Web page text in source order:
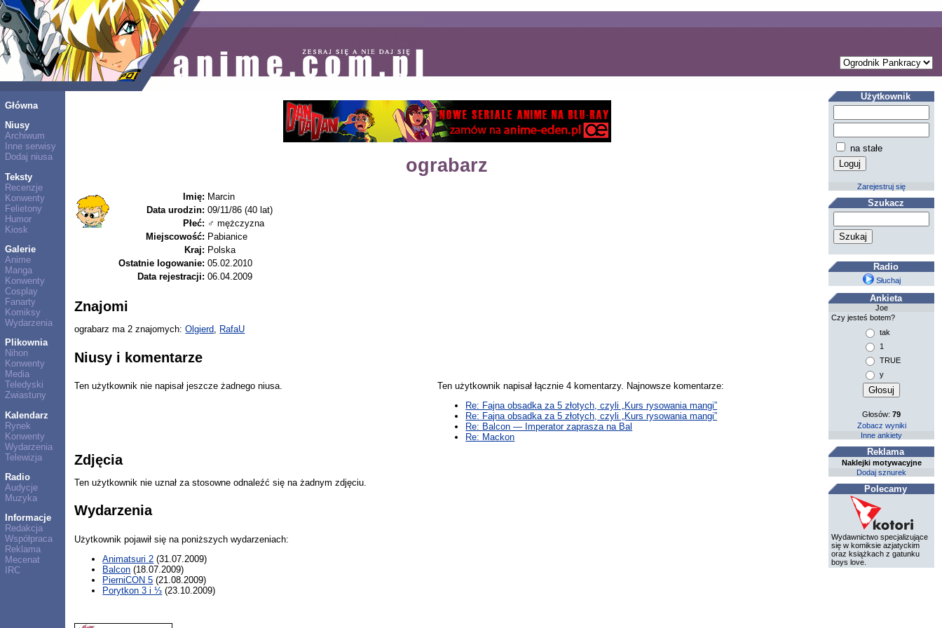
Główna
Niusy
Archiwum
Inne serwisy
Dodaj niusa
Teksty
Recenzje
Konwenty
Felietony
Humor
Kiosk
Galerie
Anime
Manga
Konwenty
Cosplay
Fanarty
Komiksy
Wydarzenia
Plikownia
Nihon
Konwenty
Media
Teledyski
Zwiastuny
Kalendarz
Rynek
Konwenty
Wydarzenia
Telewizja
Radio
Audycje
Muzyka
Informacje
Redakcja
Współpraca
Reklama
Mecenat
IRC
ograbarz
Imię: Marcin
Data urodzin: 09/11/86 (40 lat)
Płeć: ♂ mężczyzna
Miejscowość: Pabianice
Kraj: Polska
Ostatnie logowanie: 05.02.2010
Data rejestracji: 06.04.2009
Znajomi
ograbarz ma 2 znajomych:Olgierd, RafaU
Niusy i komentarze
Ten użytkownik nie napisał jeszcze żadnego niusa.
Ten użytkownik napisał łącznie 4 komentarzy. Najnowsze komentarze:
Re: Fajna obsadka za 5 złotych, czyli „Kurs rysowania mangi”
Re: Fajna obsadka za 5 złotych, czyli „Kurs rysowania mangi”
Re: Balcon — Imperator zaprasza na Bal
Re: Mackon
Zdjęcia
Ten użytkownik nie uznał za stosowne odnaleźć się na żadnym zdjęciu.
Wydarzenia
Użytkownik pojawił się na poniższych wydarzeniach:
Animatsuri 2 (31.07.2009)
Balcon (18.07.2009)
PierniCON 5 (21.08.2009)
Porytkon 3 i ⅓ (23.10.2009)
Użytkownik
na stałe
Zarejestruj się
Szukacz
Radio
Słuchaj
Ankieta
Joe
Czy jesteś botem?
tak
1
TRUE
y
Głosów:79
Zobacz wyniki
Inne ankiety
Reklama
Naklejki motywacyjne
Dodaj sznurek
Polecamy
Wydawnictwo specjalizujące
się w komiksie azjatyckim
oraz książkach z gatunku
boys love.